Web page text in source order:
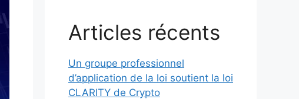
Articles récents
Un groupe professionnel
d’application de la loi soutient la loi
CLARITY de Crypto